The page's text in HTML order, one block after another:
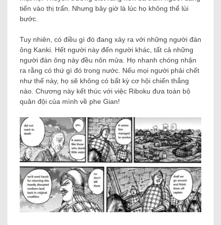
tiến vào thị trấn. Nhưng bây giờ là lúc họ không thể lùi
bước.
Tuy nhiên, có điều gì đó đang xảy ra với những người đàn
ông Kanki. Hết người này đến người khác, tất cả những
người đàn ông này đều nôn mửa. Họ nhanh chóng nhận
ra rằng có thứ gì đó trong nước. Nếu mọi người phải chết
như thế này, họ sẽ không có bất kỳ cơ hội chiến thắng
nào. Chương này kết thúc với việc Riboku đưa toàn bộ
quân đội của mình về phe Gian!